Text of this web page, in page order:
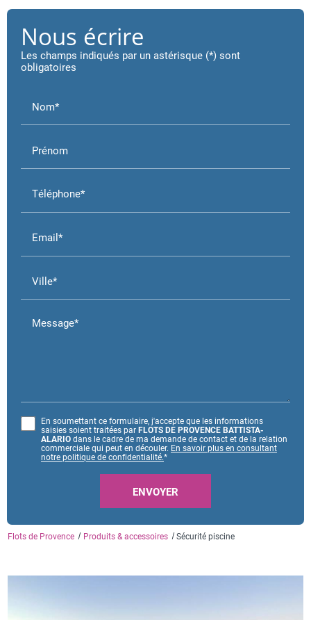
Nous écrire
Les champs indiqués par un astérisque (*) sont
obligatoires
Nom*
Prénom
Téléphone*
Email*
Ville*
Message*
En soumettant ce formulaire, j'accepte que les informations
saisies soient traitées parFLOTS DE PROVENCE BATTISTA-
ALARIOdans le cadre de ma demande de contact et de la relation
commerciale qui peut en découler. En savoir plus en consultant
notre politique de confidentialité.*
Flots de Provence Produits & accessoires Sécurité piscine